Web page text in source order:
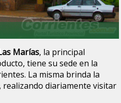
Marías, la principal
tiene su sede en la
La misma brinda la
diariamente visitar